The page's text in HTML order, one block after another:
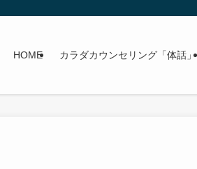
HOME カラダカウンセリング「体話」